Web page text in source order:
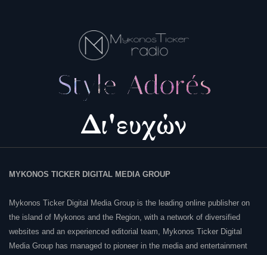
MYKONOS TICKER DIGITAL MEDIA GROUP
Mykonos Ticker Digital Media Group is the leading online publisher on
the island of Mykonos and the Region, with a network of diversified
websites and an experienced editorial team, Mykonos Ticker Digital
Media Group has managed to pioneer in the media and entertainment